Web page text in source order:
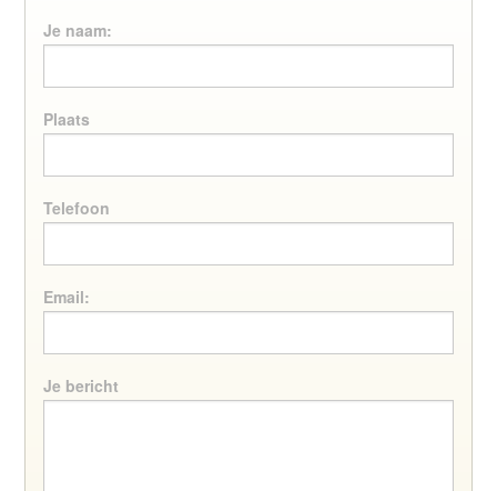
Je naam:
Plaats
Telefoon
Email:
Je bericht